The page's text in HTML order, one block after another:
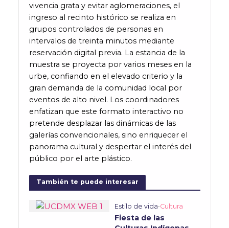
vivencia grata y evitar aglomeraciones, el
ingreso al recinto histórico se realiza en
grupos controlados de personas en
intervalos de treinta minutos mediante
reservación digital previa. La estancia de la
muestra se proyecta por varios meses en la
urbe, confiando en el elevado criterio y la
gran demanda de la comunidad local por
eventos de alto nivel. Los coordinadores
enfatizan que este formato interactivo no
pretende desplazar las dinámicas de las
galerías convencionales, sino enriquecer el
panorama cultural y despertar el interés del
público por el arte plástico.
También te puede interesar
Estilo de vida•Cultura
Fiesta de las